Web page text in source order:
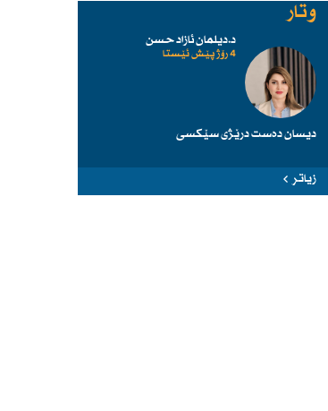
وتار
د.دیلمان ئازاد حسن
4 رۆژ پێش ئێستا
دیسان دەست درێژی سێكسی
زیاتر